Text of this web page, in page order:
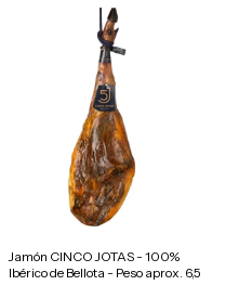
Jamón CINCO JOTAS - 100%
Ibérico de Bellota - Peso aprox. 6,5